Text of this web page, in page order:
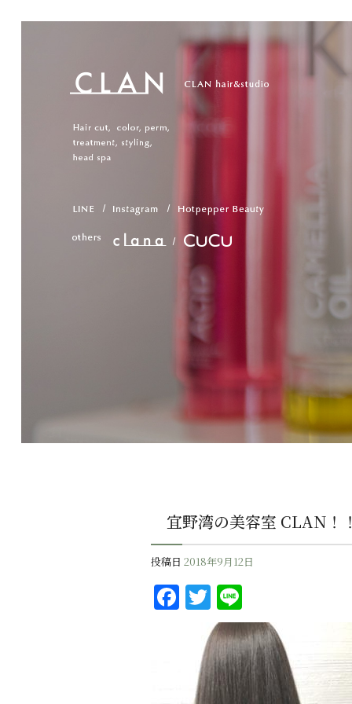
宜野湾の美容室 CLAN！
投稿日 2018年9月12日
F T
w
it
te
n
e